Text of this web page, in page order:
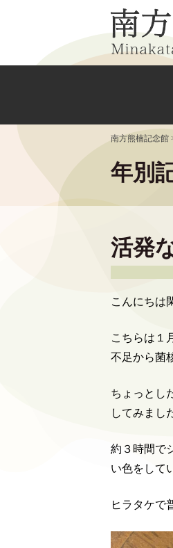
南方熊楠記念館
年別
活発
こんにちは
こちらは１
不足から菌
ちょっとし
してみまし
約３時間で
い色をして
ヒラタケで
動